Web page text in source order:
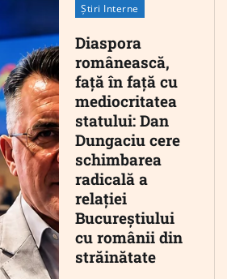
Știri Interne
Diaspora
românească,
față în față cu
mediocritatea
statului: Dan
Dungaciu cere
schimbarea
radicală a
relației
Bucureștiului
cu românii din
străinătate